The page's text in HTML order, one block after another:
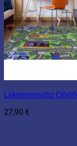
Liikennematto
27,90 €